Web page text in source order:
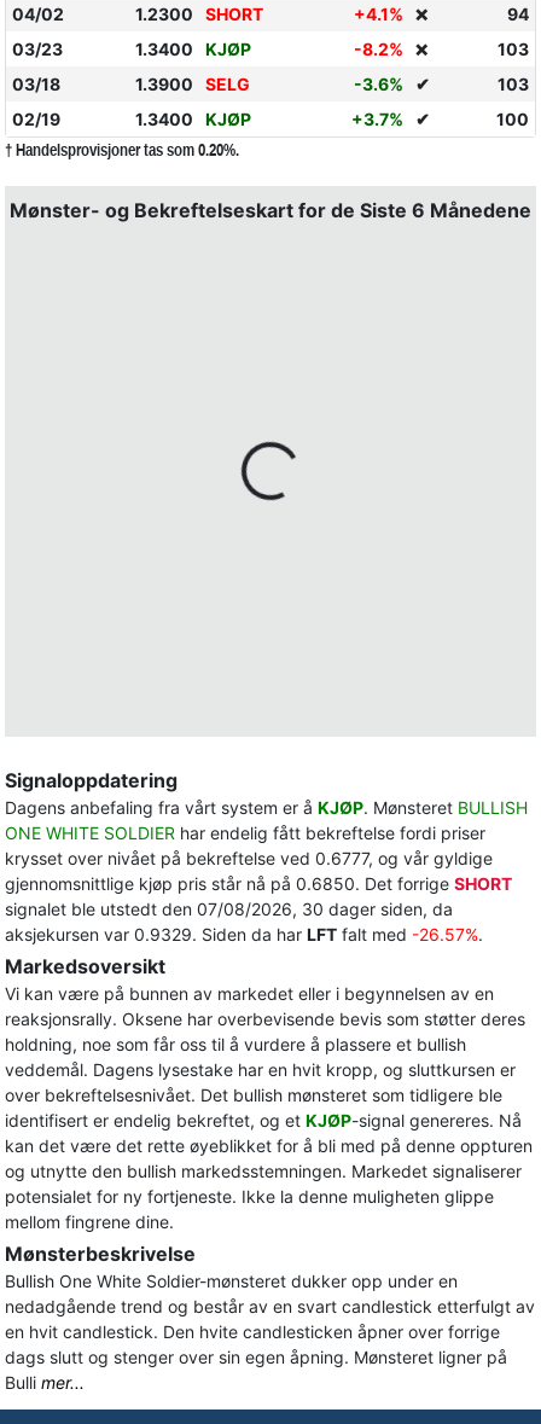
04/02
1.2300 SHORT +4.1% ❌
94
03/23
1.3400 KJØP -8.2% ❌
103
03/18
1.3900 SELG -3.6% ✔
103
02/19
1.3400 KJØP +3.7% ✔ 100
† Handelsprovisjoner tas som 0.20%.
Mønster- og Bekreftelseskart for de Siste 6 Månedene
Signaloppdatering
Dagens anbefaling fra vårt system er å KJØP. Mønsteret BULLISH
ONE WHITE SOLDIER har endelig fått bekreftelse fordi priser
krysset over nivået på bekreftelse ved 0.6777, og vår gyldige
gjennomsnittlige kjøp pris står nå på 0.6850. Det forrige SHORT
signalet ble utstedt den 07/08/2026, 30 dager siden, da
aksjekursen var 0.9329. Siden da har LFT falt med -26.57%.
Markedsoversikt
Vi kan være på bunnen av markedet eller i begynnelsen av en
reaksjonsrally. Oksene har overbevisende bevis som støtter deres
holdning, noe som får oss til å vurdere å plassere et bullish
veddemål. Dagens lysestake har en hvit kropp, og sluttkursen er
over bekreftelsesnivået. Det bullish mønsteret som tidligere ble
identifisert er endelig bekreftet, og et KJØP-signal genereres. Nå
kan det være det rette øyeblikket for å bli med på denne oppturen
og utnytte den bullish markedsstemningen. Markedet signaliserer
potensialet for ny fortjeneste. Ikke la denne muligheten glippe
mellom fingrene dine.
Mønsterbeskrivelse
Bullish One White Soldier-mønsteret dukker opp under en
nedadgående trend og består av en svart candlestick etterfulgt av
en hvit candlestick. Den hvite candlesticken åpner over forrige
dags slutt og stenger over sin egen åpning. Mønsteret ligner på
Bulli mer...